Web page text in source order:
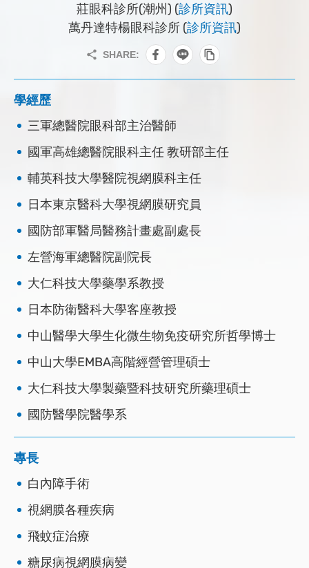
莊眼科診所(潮州) (診所資訊)
萬丹達特楊眼科診所 (診所資訊)
學經歷
三軍總醫院眼科部主治醫師
國軍高雄總醫院眼科主任 教研部主任
輔英科技大學醫院視網膜科主任
日本東京醫科大學視網膜研究員
國防部軍醫局醫務計畫處副處長
左營海軍總醫院副院長
大仁科技大學藥學系教授
日本防衛醫科大學客座教授
中山醫學大學生化微生物免疫研究所哲學博士
中山大學EMBA高階經營管理碩士
大仁科技大學製藥暨科技研究所藥理碩士
國防醫學院醫學系
專長
白內障手術
視網膜各種疾病
飛蚊症治療
糖尿病視網膜病變